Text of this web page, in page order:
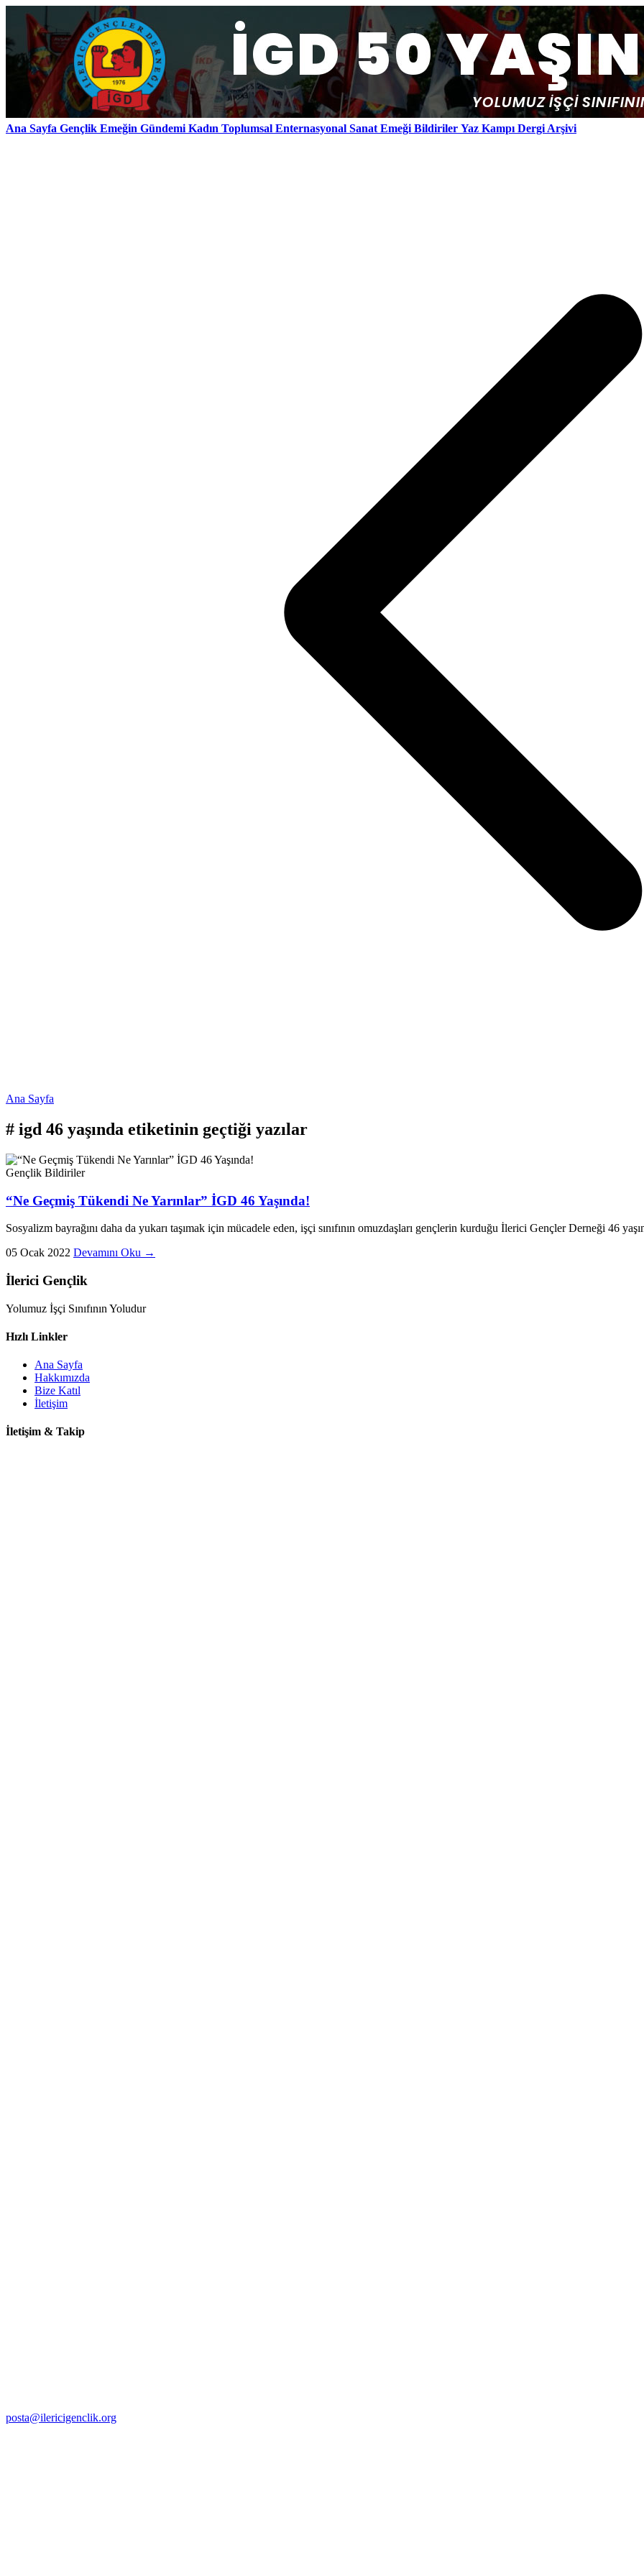
Ana Sayfa Gençlik Emeğin Gündemi Kadın Toplumsal Enternasyonal Sanat Emeği Bildiriler Yaz Kampı Dergi Arşivi
Ana Sayfa
# igd 46 yaşında etiketinin geçtiği yazılar
Gençlik Bildiriler
“Ne Geçmiş Tükendi Ne Yarınlar” İGD 46 Yaşında!
Sosyalizm bayrağını daha da yukarı taşımak için mücadele eden, işçi sınıfının omuzdaşları gençlerin kurduğu İlerici Gençler Derneği 46
05 Ocak 2022 Devamını Oku →
İlerici Gençlik
Yolumuz İşçi Sınıfının Yoludur
Hızlı Linkler
Ana Sayfa
Hakkımızda
Bize Katıl
İletişim
İletişim & Takip
posta@ilericigenclik.org